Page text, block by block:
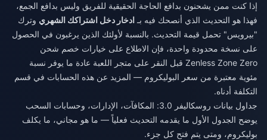
إذا كنت ممن يشحنون بدافع الحاجة الحقيقية للفريق وليس بدافع الجمع،
فهذا هو التحديث الذي أنصحك فيه بـ ادخار دخل اشتراكك الشهري وترك
"بيرويس" تحمل قيمة التحديث. بالنسبة لأولئك الذين يرغبون في الحصول
على نسخة محدودة واحدة، فإن الاطلاع على خيارات خصم شحن
Zenless Zone Zero قبل النقر على متجر اللعبة عادة ما يوفر نسبة
مئوية معتبرة من سعر البوليكروم — المزيد عن هذه الحسابات في قسم
التكلفة أدناه.
جداول بيانات روسكاليفر 3.0: المكافآت، الإدارات، وحسابات السحب
يوضح الجدول الأول ما يقدمه التحديث فعلياً — ما هو مجاني، ما يكلف
بوليكروم، ومتى يتم فتح كل جزء.